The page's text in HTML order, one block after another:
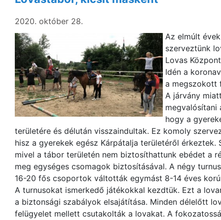
2020. október 28.
Az elmúlt
szerveztünk
Lovas
Idén a
a megszokott
A járvány
megvalósítani
hogy a
területére és délután visszaindultak. Ez komoly
hisz a gyerekek egész Kárpátalja területéről érkeztek.
mivel a tábor területén nem biztosíthattunk ebédet a
meg egységes csomagok biztosításával. A négy
16-20 fős csoportok váltották egymást 8-14 éves
A turnusokat ismerkedő játékokkal kezdtük. Ezt a
a biztonsági szabályok elsajátítása. Minden délelőtt
felügyelet mellett csutakolták a lovakat. A